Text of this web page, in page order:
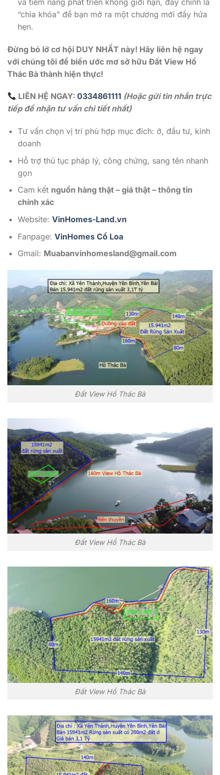
“chìa khóa” để bạn mở ra một chương mới đầy hứa
hẹn.
Đừng bỏ lỡ cơ hội DUY NHẤT này! Hãy liên hệ ngay
với chúng tôi để biến ước mơ sở hữu Đất View Hồ
Thác Bà thành hiện thực!
LIÊN HỆ NGAY:0334861111 (Hoặc gửi tin nhắn trực
tiếp để nhận tư vấn chi tiết nhất)
Tư vấn chọn vị trí phù hợp mục đích: ở, đầu tư, kinh
doanh
Hỗ trợ thủ tục pháp lý, công chứng, sang tên nhanh
gọn
Cam kết nguồn hàng thật – giá thật – thông tin
chính xác
Website: VinHomes-Land.vn
Fanpage: VinHomes Cổ Loa
Gmail: Muabanvinhomesland@gmail.com
Đất View Hồ Thác Bà
Đất View Hồ Thác Bà
Đất View Hồ Thác Bà